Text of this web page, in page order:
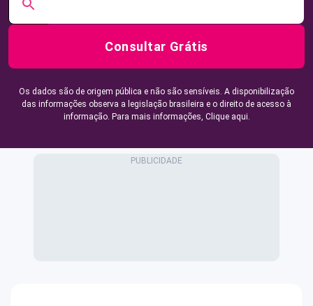
Consultar Grátis
Os dados são de origem pública e não são sensíveis. A disponibilização
das informações observa a legislação brasileira e o direito de acesso à
informação. Para mais informações, Clique aqui.